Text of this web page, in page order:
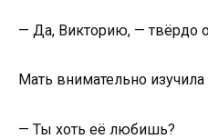
— Да, Викторию, — твёрдо
Мать внимательно
— Ты хоть её любишь?